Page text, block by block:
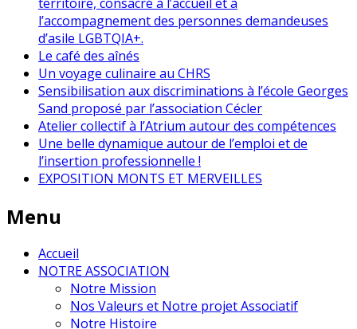
l’accompagnement des personnes demandeuses
d’asile LGBTQIA+.
Le café des aînés
Un voyage culinaire au CHRS
Sensibilisation aux discriminations à l’école Georges
Sand proposé par l’association Cécler
Atelier collectif à l’Atrium autour des compétences
Une belle dynamique autour de l’emploi et de
l’insertion professionnelle !
EXPOSITION MONTS ET MERVEILLES
Menu
Accueil
NOTRE ASSOCIATION
Notre Mission
Nos Valeurs et Notre projet Associatif
Notre Histoire